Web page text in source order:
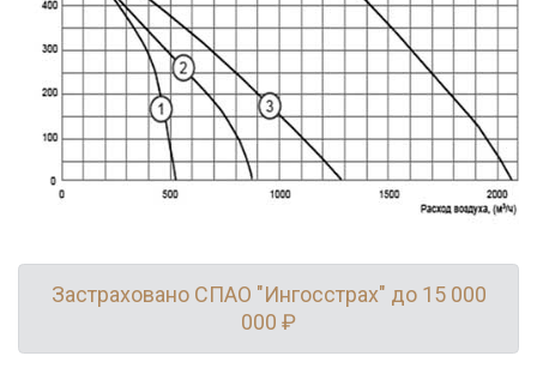
Застраховано СПАО "Ингосстрах" до 15 000
000 ₽